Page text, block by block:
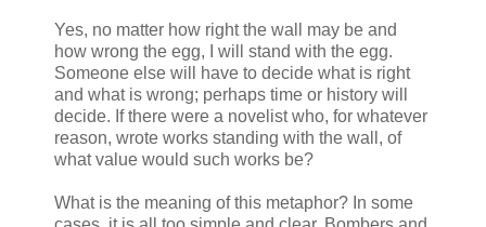
Yes, no matter how right the wall may be and
how wrong the egg, I will stand with the egg.
Someone else will have to decide what is right
and what is wrong; perhaps time or history will
decide. If there were a novelist who, for whatever
reason, wrote works standing with the wall, of
what value would such works be?
What is the meaning of this metaphor? In some